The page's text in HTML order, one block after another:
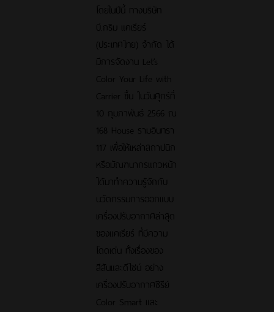
โดยในปีนี้ ทางบริษัท
บี.กริม แคเรียร์
(ประเทศไทย) จำกัด ได้
มีการจัดงาน Let’s
Color Your Life with
Carrier ขึ้น ในวันศุกร์ที่
10 กุมภาพันธ์ 2566 ณ
168 House รามอินทรา
117 เพื่อให้เหล่าสถาปนิก
หรือมัณฑนากรแถวหน้า
ได้มาทำความรู้จักกับ
นวัตกรรมการออกแบบ
เครื่องปรับอากาศล่าสุด
ของแคเรียร์ ที่มีความ
โดดเด่น ทั้งเรื่องของ
สีสันและดีไซน์ อย่าง
เครื่องปรับอากาศซีรีย์
Color Smart และ